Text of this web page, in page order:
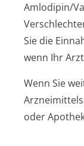
Amlodipin/
Sie die
wenn Ihr
Wenn Sie
oder